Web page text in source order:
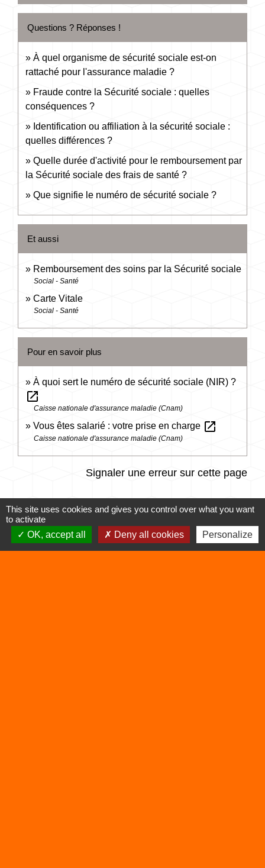
Questions ? Réponses !
À quel organisme de sécurité sociale est-on
rattaché pour l'assurance maladie ?
Fraude contre la Sécurité sociale : quelles
conséquences ?
Identification ou affiliation à la sécurité sociale :
quelles différences ?
Quelle durée d'activité pour le remboursement par
la Sécurité sociale des frais de santé ?
Que signifie le numéro de sécurité sociale ?
Et aussi
Remboursement des soins par la Sécurité sociale
Social - Santé
Carte Vitale
Social - Santé
Pour en savoir plus
À quoi sert le numéro de sécurité sociale (NIR) ?
open_in_new
Caisse nationale d'assurance maladie (Cnam)
Vous êtes salarié : votre prise en charge open_in_new
Caisse nationale d'assurance maladie (Cnam)
Signaler une erreur sur cette page
This site uses cookies and gives you control over what you want
to activate
OK, accept all
Deny all cookies Personalize